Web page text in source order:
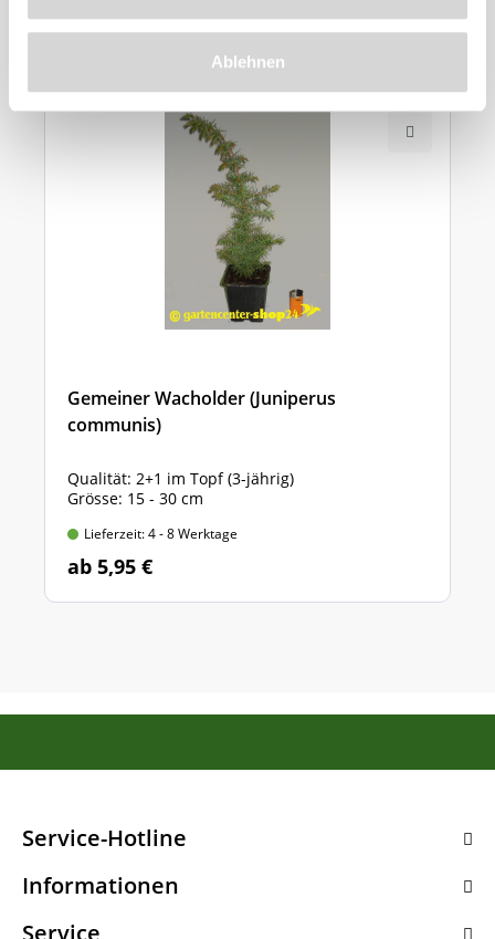
Ablehnen
Produkte
Gemeiner Wacholder (Juniperus
communis)
Qualität: 2+1 im Topf (3-jährig)
Grösse: 15 - 30 cm
Lieferzeit: 4 - 8 Werktage
ab 5,95 €
Service-Hotline
Informationen